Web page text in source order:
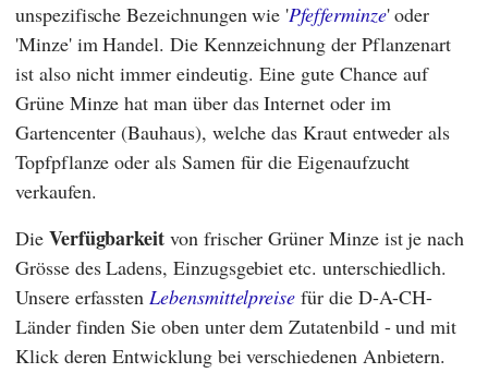
unspezifische Bezeichnungen wie 'Pfefferminze' oder
'Minze' im Handel. Die Kennzeichnung der Pflanzenart
ist also nicht immer eindeutig. Eine gute Chance auf
Grüne Minze hat man über das Internet oder im
Gartencenter (Bauhaus), welche das Kraut entweder als
Topfpflanze oder als Samen für die Eigenaufzucht
verkaufen.
Die Verfügbarkeitvon frischer Grüner Minze ist je nach
Grösse des Ladens, Einzugsgebiet etc. unterschiedlich.
Unsere erfasstenLebensmittelpreise für die D-A-CH-
Länder finden Sie oben unter dem Zutatenbild - und mit
Klick deren Entwicklung bei verschiedenen Anbietern.